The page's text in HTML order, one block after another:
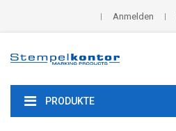
Anmelden
PRODUKTE